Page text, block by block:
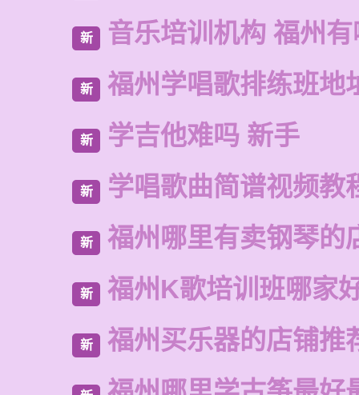
新 音乐培训机构 福州
新 福州学唱歌排练班地
新 学吉他难吗 新手
新 学唱歌曲简谱视频教
新 福州哪里有卖钢琴的
新 福州K歌培训班哪家
新 福州买乐器的店铺推